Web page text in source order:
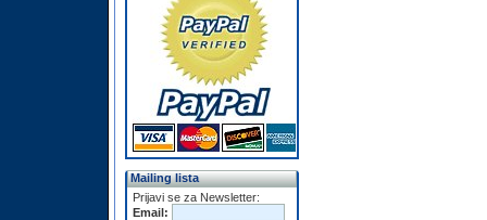
Mailing lista
Prijavi se za Newsletter:
Email: